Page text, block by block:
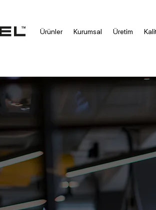
Ürünler Kurumsal Üretim